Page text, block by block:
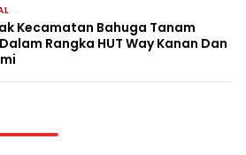
Kecamatan Bahuga Tanam
Rangka HUT Way Kanan Dan